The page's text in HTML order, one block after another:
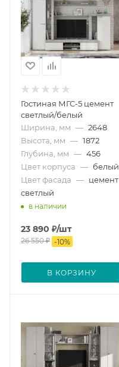
Гостиная МГС-5 цемент
светлый/белый
Ширина, мм — 2648
Высота, мм — 1872
Глубина, мм — 456
Цвет корпуса — белый
Цвет фасада — цемент
светлый
в наличии
23 890 ₽/шт
26 550₽ -10%
В КОРЗИНУ